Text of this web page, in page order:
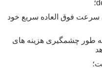
سرعت فوق العاده سریع خود
طور چشمگیری هزینه های